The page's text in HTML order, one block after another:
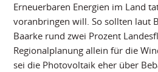
Erneuerbaren Energien im Land
voranbringen will. So sollten laut
Baarke rund zwei Prozent
Regionalplanung allein für die
sei die Photovoltaik eher über